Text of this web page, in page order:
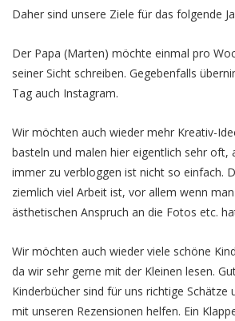
Daher sind unsere Ziele für das folgende
Der Papa (Marten) möchte einmal pro
seiner Sicht schreiben. Gegebenfalls
Tag auch Instagram.
Wir möchten auch wieder mehr Kreativ-
basteln und malen hier eigentlich sehr oft,
immer zu verbloggen ist nicht so einfach.
ziemlich viel Arbeit ist, vor allem wenn
ästhetischen Anspruch an die Fotos etc.
Wir möchten auch wieder viele schöne
da wir sehr gerne mit der Kleinen lesen.
Kinderbücher sind für uns richtige Schätze
mit unseren Rezensionen helfen. Ein